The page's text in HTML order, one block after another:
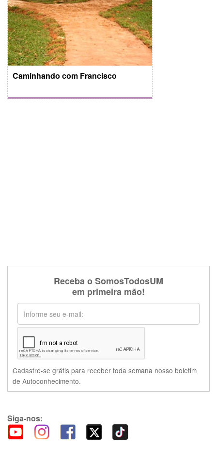
Caminhando com Francisco
Receba o SomosTodosUM
em primeira mão!
Cadastre-se grátis para receber toda semana nosso boletim
de Autoconhecimento.
Siga-nos: